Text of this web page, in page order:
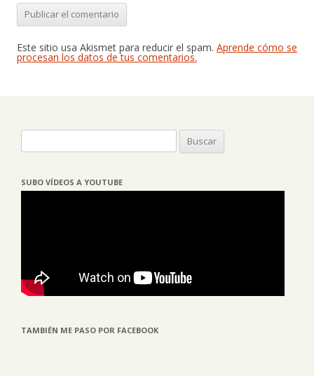
Este sitio usa Akismet para reducir el spam. Aprende cómo se
procesan los datos de tus comentarios.
SUBO VÍDEOS A YOUTUBE
TAMBIÉN ME PASO POR FACEBOOK